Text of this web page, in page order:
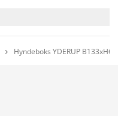
 Hyndeboks YDERUP